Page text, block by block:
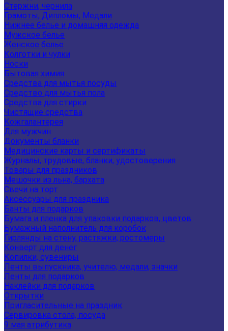
Стержни, чернила
Грамоты, Дипломы, Медали
Нижнее белье и домашняя одежда
Мужское белье
Женское белье
Колготки и чулки
Носки
Бытовая химия
Средства для мытья посуды
Средство для мытья пола
Средства для стирки
Чистящие средства
Кожгалантерея
Для мужчин
Документы бланки
Медицинские карты и сертификаты
Журналы, трудовые, бланки, удостоверения
Товары для праздников
Мешочки из льна, бархата
Свечи на торт
Аксессуары для праздника
Банты для подарков
Бумага и пленка для упаковки подарков, цветов
Бумажный наполнитель для коробок
Гирлянды на стену, растяжки, ростомеры
Конверт для денег
Копилки, сувениры
Ленты выпускника, учителю, медали, значки
Ленты для подарков
Наклейки для подарков
Открытки
Пригласительные на праздник
Сервировка стола, посуда
9 мая атрибутика